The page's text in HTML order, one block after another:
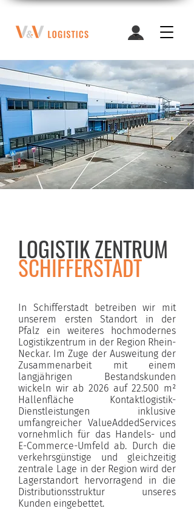
LOGISTIK ZENTRUM
SCHIFFERSTADT
In Schifferstadt betreiben wir mit
unserem ersten Standort in der
Pfalz ein weiteres hochmodernes
Logistikzentrum in der Region Rhein-
Neckar. Im Zuge der Ausweitung der
Zusammenarbeit mit einem
langjährigen Bestandskunden
wickeln wir ab 2026 auf 22.500 m²
Hallenfläche Kontaktlogistik-
Dienstleistungen inklusive
umfangreicher ValueAddedServices
vornehmlich für das Handels- und
E-Commerce-Umfeld ab. Durch die
verkehrsgünstige und gleichzeitig
zentrale Lage in der Region wird der
Lagerstandort hervorragend in die
Distributionsstruktur unseres
Kunden eingebettet.